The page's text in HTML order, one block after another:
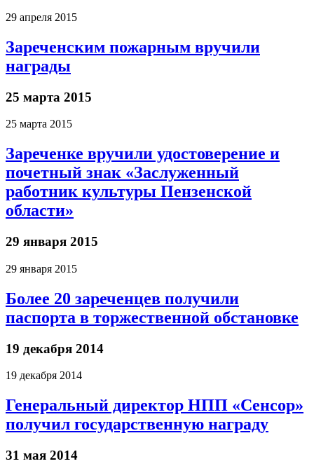
29 апреля 2015
Зареченским пожарным вручили
награды
25 марта 2015
25 марта 2015
Зареченке вручили удостоверение и
почетный знак «Заслуженный
работник культуры Пензенской
области»
29 января 2015
29 января 2015
Более 20 зареченцев получили
паспорта в торжественной обстановке
19 декабря 2014
19 декабря 2014
Генеральный директор НПП «Сенсор»
получил государственную награду
31 мая 2014